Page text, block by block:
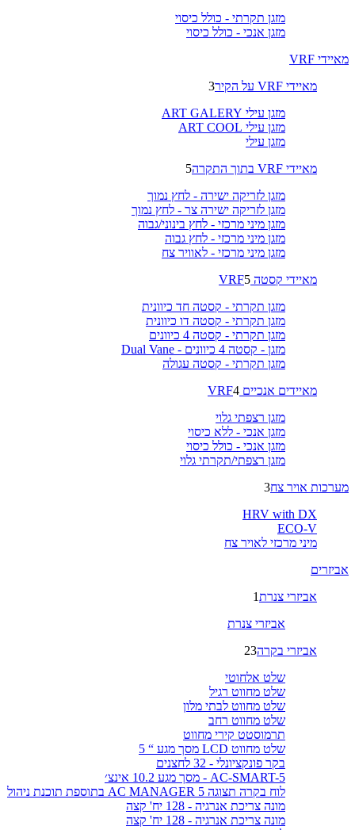
מזגן תקרתי - כולל כיסוי
מזגן אנכי - כולל כיסוי
מאיידי VRF
מאיידי VRF על הקיר
3
מזגן עילי ART GALERY
מזגן עילי ART COOL
מזגן עילי
מאיידי VRF בתוך התקרה
5
מזגן לזריקה ישירה - לחץ נמוך
מזגן לזריקה ישירה צר - לחץ נמוך
מזגן מיני מרכזי - לחץ בינוני/גבוה
מזגן מיני מרכזי - לחץ גבוה
מזגן מיני מרכזי - לאוויר צח
מאיידי קסטה VRF 5
מזגן תקרתי - קסטה חד כיוונית
מזגן תקרתי - קסטה דו כיוונית
מזגן תקרתי - קסטה 4 כיוונים
מזגן - קסטה 4 כיוונים - Dual Vane
מזגן תקרתי - קסטה עגולה
מאיידים אנכיים VRF 4
מזגן רצפתי גלוי
מזגן אנכי - ללא כיסוי
מזגן אנכי - כולל כיסוי
מזגן רצפתי/תקרתי גלוי
מערכות אויר צח3
HRV with DX
ECO-V
מיני מרכזי לאויר צח
אביזרים
אביזרי צנרת1
אביזרי צנרת
אביזרי בקרה23
שלט אלחוטי
שלט מחווט רגיל
שלט מחווט לבתי מלון
שלט מחווט רחב
תרמוסטט קירי מחווט
שלט מחווט LCD מסך מגע “ 5
בקר פונקציונלי - 32 לחצנים
AC-SMART-5 - מסך מגע 10.2 אינצ׳
לוח בקרה תצוגה AC MANAGER 5 בתוספת תוכנת ניהול
מונה צריכת אנרגיה - 128 יח' קצה
מונה צריכת אנרגיה - 128 יח' קצה